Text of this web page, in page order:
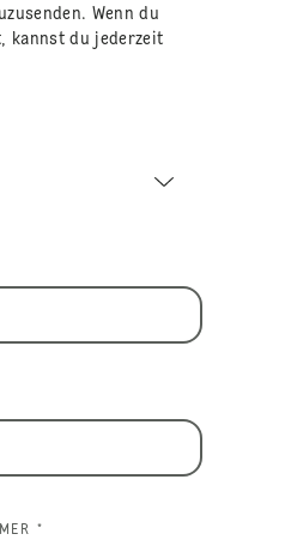
Wenn du
kannst du jederzeit
*